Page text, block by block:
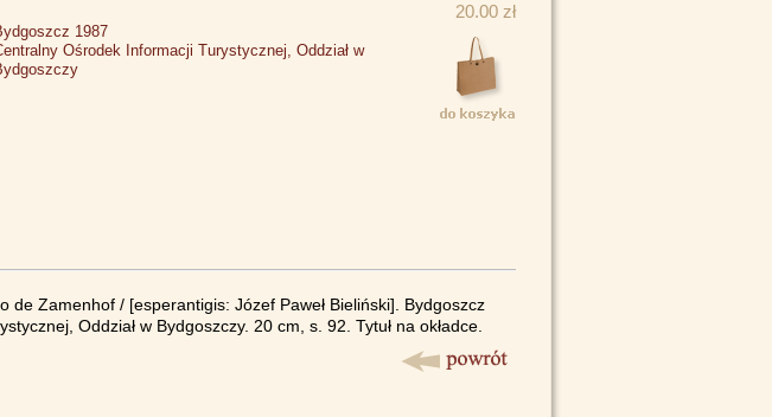
20.00 zł
1987
Ośrodek Informacji Turystycznej, Oddział w
de Zamenhof / [esperantigis: Józef Paweł Bieliński]. Bydgoszcz
Oddział w Bydgoszczy. 20 cm, s. 92. Tytuł na okładce.